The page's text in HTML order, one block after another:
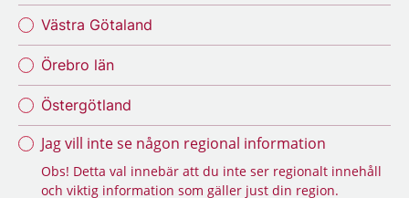
Västra Götaland
Örebro län
Östergötland
Jag vill inte se någon regional information
Obs! Detta val innebär att du inte ser regionalt innehåll
och viktig information som gäller just din region.